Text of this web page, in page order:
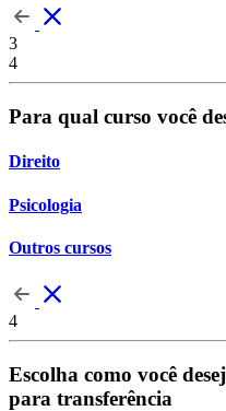
3
4
Para qual curso você
Direito
Psicologia
Outros cursos
4
Escolha como você
para transferência